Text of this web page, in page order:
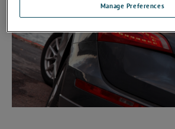
Manage Preferences